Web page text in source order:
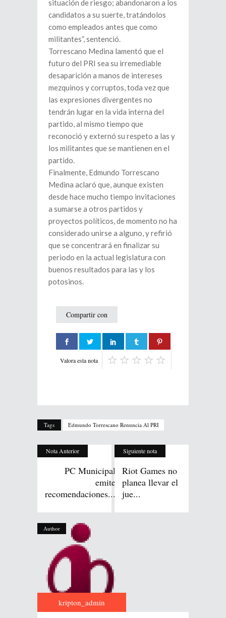
situación de riesgo; abandonaron a los
candidatos a su suerte, tratándolos
como empleados antes que como
militantes”, sentenció.
Torrescano Medina lamentó que el
futuro del PRI sea su irremediable
desaparición a manos de intereses
mezquinos y corruptos, toda vez que
las expresiones divergentes no
tendrán lugar en la vida interna del
partido, al mismo tiempo que
reconoció y externó su respeto a las y
los militantes que se mantienen en el
partido.
Finalmente, Edmundo Torrescano
Medina aclaró que, aunque existen
desde hace mucho tiempo invitaciones
a sumarse a otros partidos y
proyectos políticos, de momento no ha
considerado unirse a alguno, y refirió
que se concentrará en finalizar su
periodo en la actual legislatura con
buenos resultados para las y los
potosinos.
Compartir con
Valora esta nota
Tags Edmundo Torrescano Renuncia Al PRI
Nota Anterior
PC Municipal
emite
recomendaciones...
Siguiente nota
Riot Games no
planea llevar el
jue...
Author
kripton_admin